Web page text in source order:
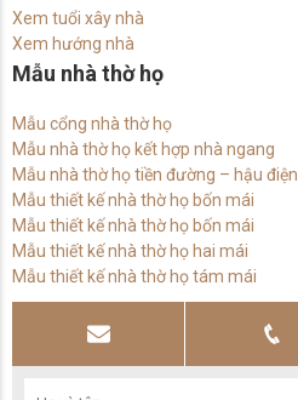
Xem tuổi xây nhà
Xem hướng nhà
Mẫu nhà thờ họ
Mẫu cổng nhà thờ họ
Mẫu nhà thờ họ kết hợp nhà ngang
Mẫu nhà thờ họ tiền đường – hậu điện
Mẫu thiết kế nhà thờ họ bốn mái
Mẫu thiết kế nhà thờ họ bốn mái
Mẫu thiết kế nhà thờ họ hai mái
Mẫu thiết kế nhà thờ họ tám mái